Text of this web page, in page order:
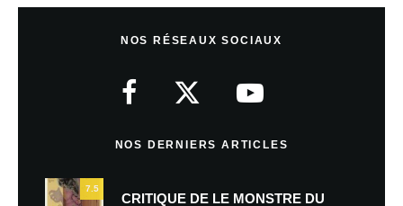
NOS RÉSEAUX SOCIAUX
NOS DERNIERS ARTICLES
7.5
CRITIQUE DE LE MONSTRE DU